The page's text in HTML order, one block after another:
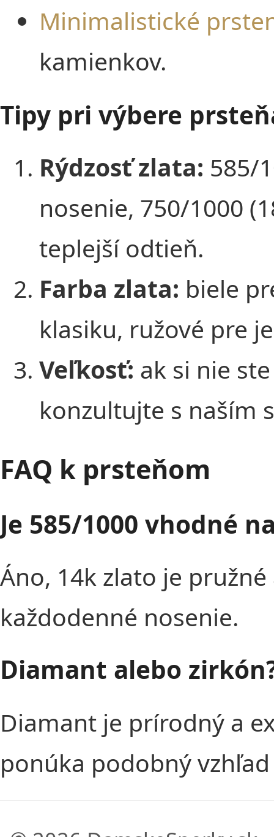
Minimalistické
kamienkov.
Tipy pri výbere
Rýdzosť zlata: 585/
nosenie, 750/1000
teplejší odtieň.
Farba zlata: biele
klasiku, ružové pre
Veľkosť: ak si nie
konzultujte s naším
FAQ k prsteňom
Je 585/1000 vhodné
Áno, 14k zlato je
každodenné nosenie.
Diamant alebo
Diamant je prírodný a
ponúka podobný